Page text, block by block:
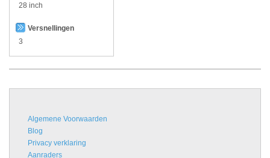
28 inch
Versnellingen
3
Algemene Voorwaarden
Blog
Privacy verklaring
Aanraders